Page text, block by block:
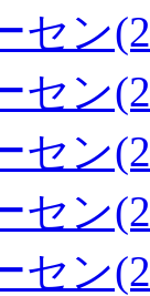
セン
セン
セン
セン
セン